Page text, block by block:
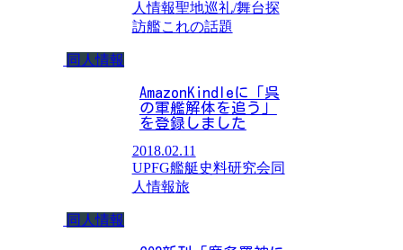
人情報聖地巡礼/舞台探
訪艦これの話題
同人情報
AmazonKindleに「呉
の軍艦解体を追う」
を登録しました
2018.02.11
UPFG艦艇史料研究会同
人情報旅
同人情報